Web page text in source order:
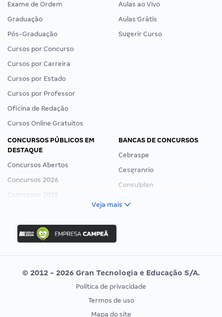
Exame de Ordem
Graduação
Pós-Graduação
Cursos por Concurso
Cursos por Carreira
Cursos por Estado
Cursos por Professor
Oficina de Redação
Cursos Online Gratuitos
Aulas ao Vivo
Aulas Grátis
Sugerir Curso
CONCURSOS PÚBLICOS EM
DESTAQUE
Concursos Abertos
Concursos 2026
Concursos 2025
Concurso Ibama
Concurso MPU
Editais publicados
BANCAS DE CONCURSOS
Cebraspe
Cesgranrio
Consulplan
Vunesp
CONCURSOS POR PROFISSÃO
EXAME DE ORDEM
Veja mais
© 2012 - 2026 Gran Tecnologia e Educação S/A.
Política de privacidade
Termos de uso
Mapa do site